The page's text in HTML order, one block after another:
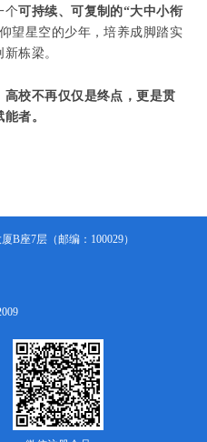
个可持续、可复制的“大中小衔
仰望星空的少年，培养成脚踏实
栋梁。
校不再仅仅是终点，更是贯
者。
B座7层（邮编：100029）